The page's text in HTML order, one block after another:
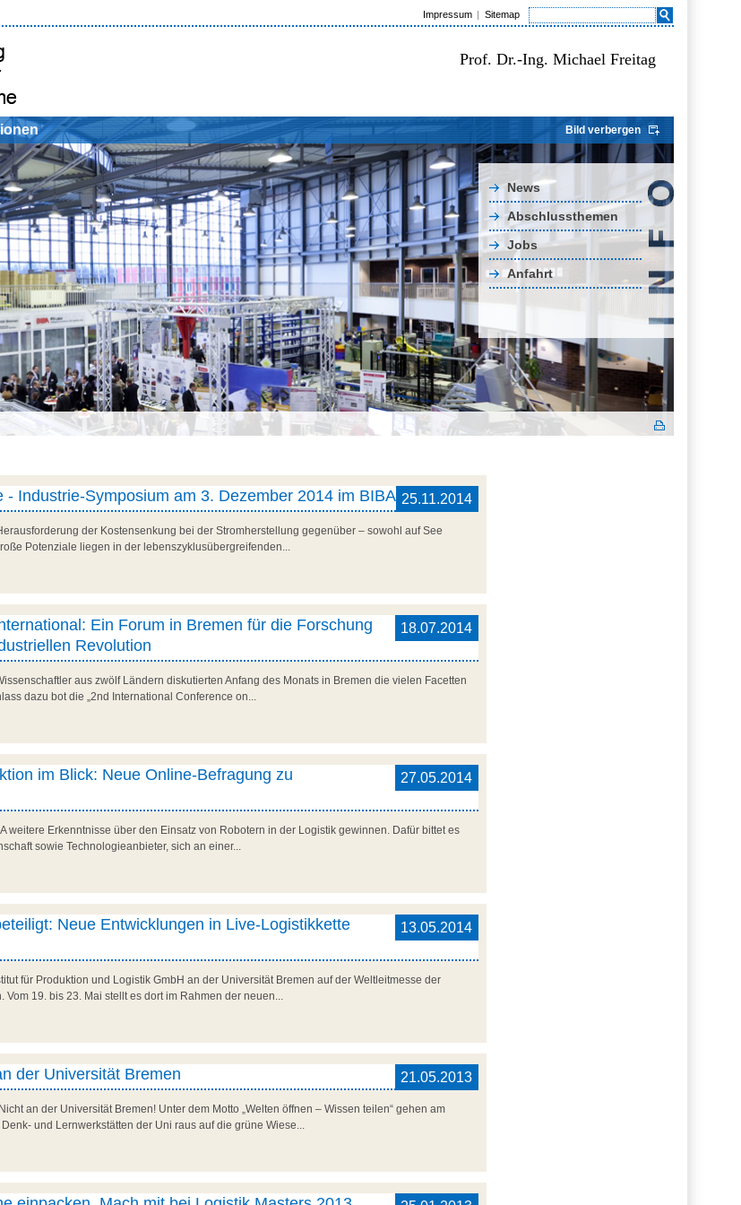
Impressum Sitemap
Prof. Dr.-Ing. Michael Freitag
Bild verbergen
News
Abschlussthemen
Jobs
Anfahrt
25.11.2014
- Industrie-Symposium am 3. Dezember 2014 im BIBA
der Kostensenkung bei der Stromherstellung gegenüber – sowohl auf See
Potenziale liegen in der lebenszyklusübergreifenden...
18.07.2014
Ein Forum in Bremen für die Forschung
Revolution
aus zwölf Ländern diskutierten Anfang des Monats in Bremen die vielen Facetten
dazu bot die „2nd International Conference on...
27.05.2014
im Blick: Neue Online-Befragung zu
weitere Erkenntnisse über den Einsatz von Robotern in der Logistik gewinnen. Dafür bittet es
sowie Technologieanbieter, sich an einer...
13.05.2014
Neue Entwicklungen in Live-Logistikkette
für Produktion und Logistik GmbH an der Universität Bremen auf der Weltleitmesse der
Vom 19. bis 23. Mai stellt es dort im Rahmen der neuen...
21.05.2013
der Universität Bremen
an der Universität Bremen! Unter dem Motto „Welten öffnen – Wissen teilen“ gehen am
und Lernwerkstätten der Uni raus auf die grüne Wiese...